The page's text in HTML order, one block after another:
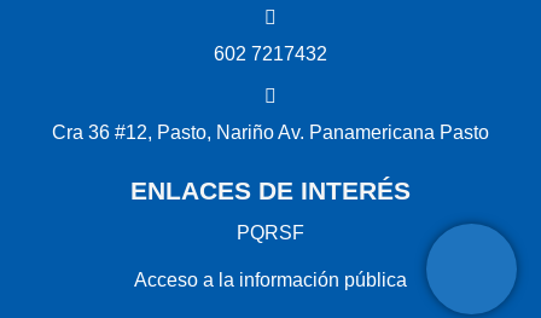
602 7217432
Cra 36 #12, Pasto, Nariño Av. Panamericana Pasto
ENLACES DE INTERÉS
PQRSF
Acceso a la información pública